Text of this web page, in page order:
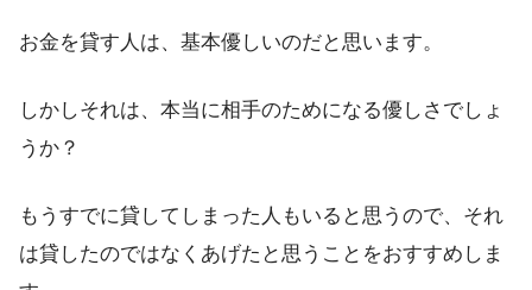
お金を貸す人は、基本優しいのだと思います。
しかしそれは、本当に相手のためになる優しさでしょ
うか？
もうすでに貸してしまった人もいると思うので、それ
は貸したのではなくあげたと思うことをおすすめしま